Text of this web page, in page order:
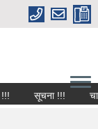
सूचना !!!